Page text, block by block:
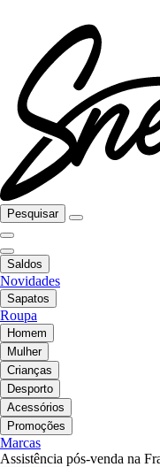
Pesquisar
Saldos
Novidades
Sapatos
Roupa
Homem
Mulher
Crianças
Desporto
Acessórios
Promoções
Marcas
Assistência pós-venda na